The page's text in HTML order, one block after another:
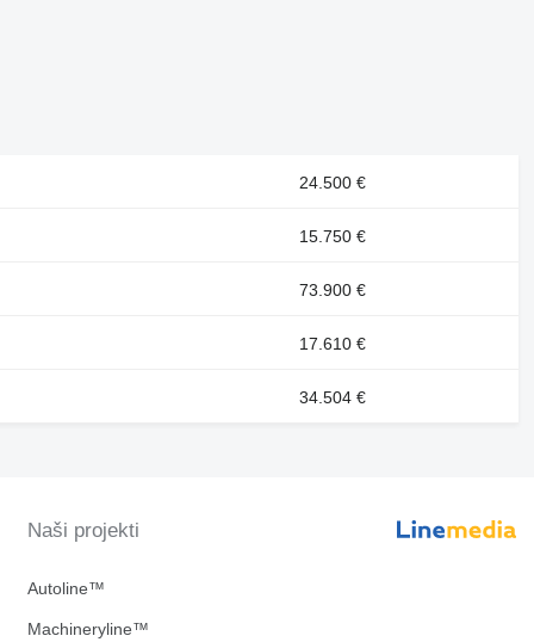
24.500 €
15.750 €
73.900 €
17.610 €
34.504 €
Naši projekti
Autoline™
Machineryline™